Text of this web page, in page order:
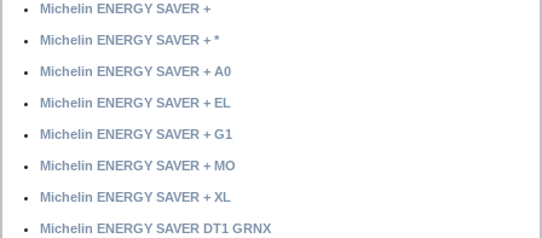
Michelin ENERGY SAVER +
Michelin ENERGY SAVER + *
Michelin ENERGY SAVER + A0
Michelin ENERGY SAVER + EL
Michelin ENERGY SAVER + G1
Michelin ENERGY SAVER + MO
Michelin ENERGY SAVER + XL
Michelin ENERGY SAVER DT1 GRNX